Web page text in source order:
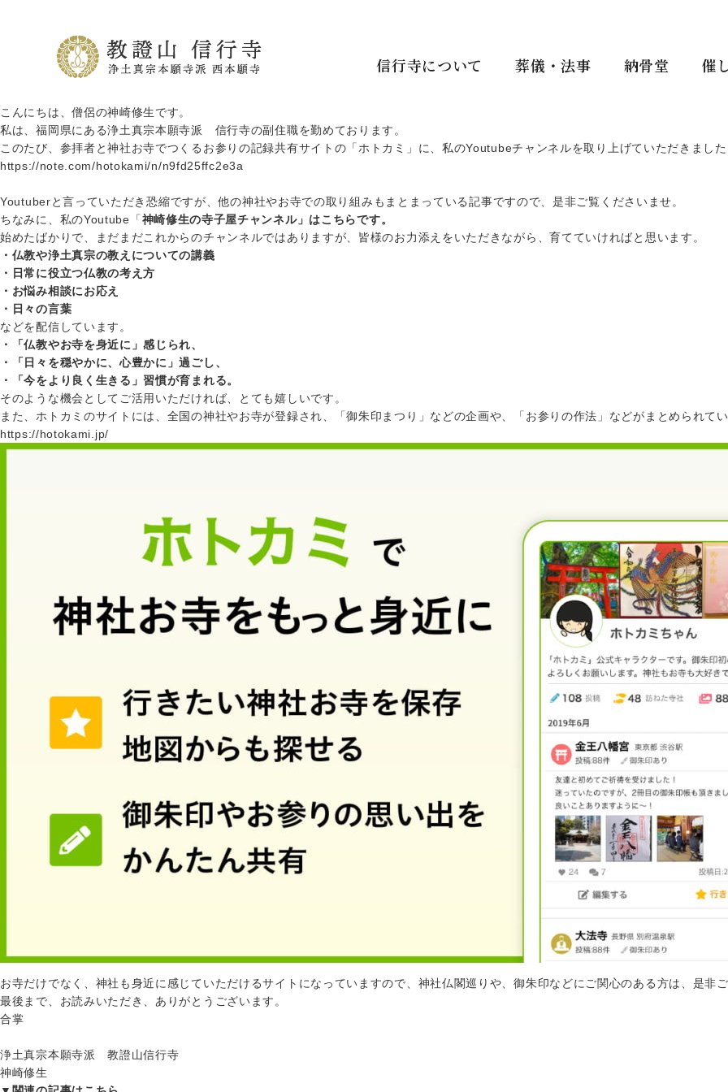
信行寺について 葬儀・法事 納骨堂 催
こんにちは、僧侶の神崎修生です。
私は、福岡県にある浄土真宗本願寺派 信行寺の副住職を勤めております。
このたび、参拝者と神社お寺でつくるお参りの記録共有サイトの「ホトカミ」に、私のYoutubeチャンネルを取り上げていただきまし
https://note.com/hotokami/n/n9fd25ffc2e3a
Youtuberと言っていただき恐縮ですが、他の神社やお寺での取り組みもまとまっている記事ですので、是非ご覧くださいませ。
ちなみに、私のYoutube「神崎修生の寺子屋チャンネル」 はこちらです。
始めたばかりで、まだまだこれからのチャンネルではありますが、皆様のお力添えをいただきながら、育てていければと思います。
・仏教や浄土真宗の教えについての講義
・日常に役立つ仏教の考え方
・お悩み相談にお応え
・日々の言葉
などを配信しています。
・「仏教やお寺を身近に」感じられ、
・「日々を穏やかに、心豊かに」過ごし、
・「今をより良く生きる」習慣が育まれる。
そのような機会としてご活用いただければ、とても嬉しいです。
また、ホトカミのサイトには、全国の神社やお寺が登録され、「御朱印まつり」などの企画や、「お参りの作法」などがまとめられて
https://hotokami.jp/
お寺だけでなく、神社も身近に感じていただけるサイトになっていますので、神社仏閣巡りや、御朱印などにご関心のある方は、是非
最後まで、お読みいただき、ありがとうございます。
合掌
浄土真宗本願寺派 教證山信行寺
神崎修生